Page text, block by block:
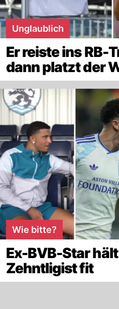
Unglaublich
Er reiste ins RB-
dann platzt der
Wie bitte?
Ex-BVB-Star
Zehntligist fit